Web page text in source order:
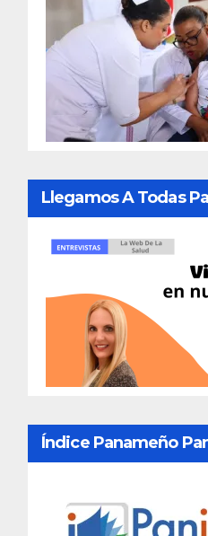
Llegamos A Todas
Índice Panameño